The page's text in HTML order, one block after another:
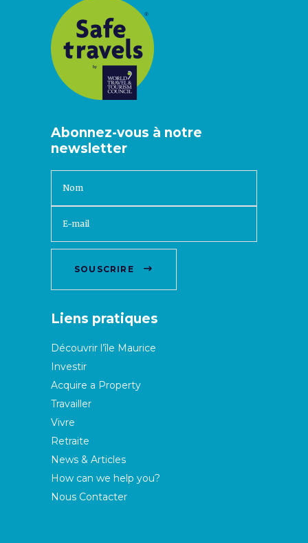
Abonnez-vous à notre
newsletter
SOUSCRIRE
Liens pratiques
Découvrir l’île Maurice
Investir
Acquire a Property
Travailler
Vivre
Retraite
News & Articles
How can we help you?
Nous Contacter